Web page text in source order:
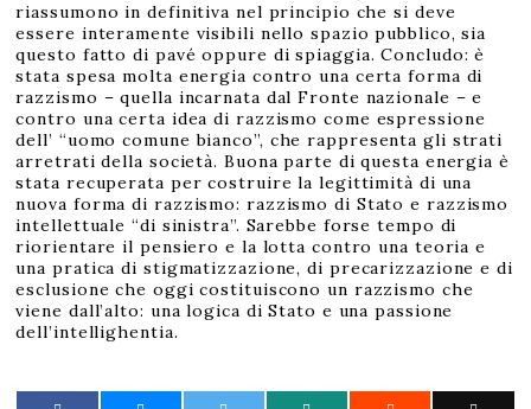
riassumono in definitiva nel principio che si deve
essere interamente visibili nello spazio pubblico, sia
questo fatto di pavé oppure di spiaggia. Concludo: è
stata spesa molta energia contro una certa forma di
razzismo – quella incarnata dal Fronte nazionale – e
contro una certa idea di razzismo come espressione
dell’ “uomo comune bianco”, che rappresenta gli strati
arretrati della società. Buona parte di questa energia è
stata recuperata per costruire la legittimità di una
nuova forma di razzismo: razzismo di Stato e razzismo
intellettuale “di sinistra”. Sarebbe forse tempo di
riorientare il pensiero e la lotta contro una teoria e
una pratica di stigmatizzazione, di precarizzazione e di
esclusione che oggi costituiscono un razzismo che
viene dall’alto: una logica di Stato e una passione
dell’intellighentia.